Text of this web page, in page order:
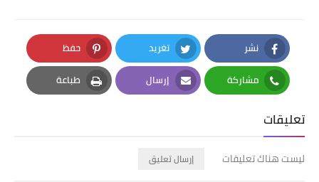
نشر
Facebook
تغريد
Twitter
حفظ
Pinterest
مشاركة
Whatsapp
إرسال
Email
طباعة
Print
تعليقات
ليست هناك تعليقات إرسال تعليق